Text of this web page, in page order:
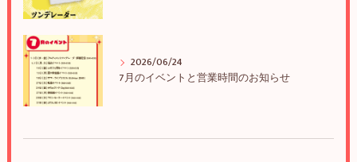
2026/06/24
7月のイベントと営業時間のお知らせ